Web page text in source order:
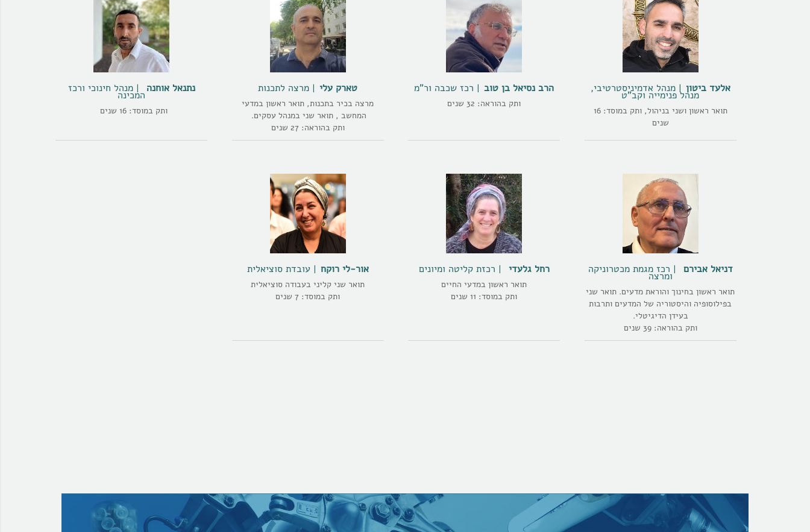
אלעד ביטון מנהל אדמיניסטרטיבי,
מנהל פנימייה וקב"ט
תואר ראשון ושני בניהול, ותק במוסד: 16
שנים
הרב נסיאל בן טוב רכז שכבה ור"מ
ותק בהוראה: 32 שנים
טארק עלי מרצה לתכנות
מרצה בכיר בתכנות, תואר ראשון במדעי
המחשב , תואר שני במנהל עסקים.
ותק בהוראה: 27 שנים
נתנאל אוחנה מנהל חינוכי ורכז
המכינה
ותק במוסד: 16 שנים
דניאל אבירם רכז מגמת מכטרוניקה
ומרצה
תואר ראשון בחינוך והוראת מדעים. תואר שני
בפילוסופיה והיסטוריה של המדעים ותרבות
בעידן הדיגיטלי.
ותק בהוראה: 39 שנים
רחל גלעדי רכזת קליטה ומיונים
תואר ראשון במדעי החיים
ותק במוסד: 11 שנים
אור-לי רוקח עובדת סוציאלית
תואר שני קליני בעבודה סוציאלית
ותק במוסד: 7 שנים